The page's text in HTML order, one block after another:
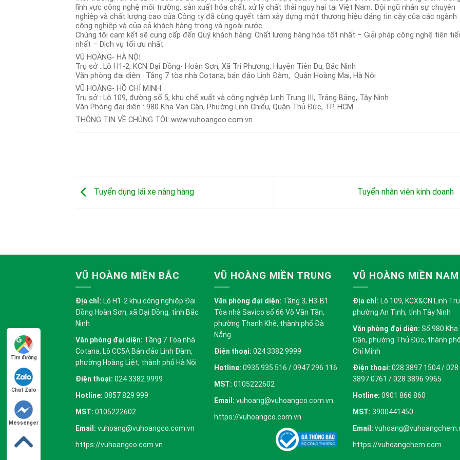
lĩnh vực công nghệ môi trường, sản xuất hóa chất, xử lý chất thải nguy hại tại Việt Nam. Đội ngũ nhân sự chuyên
nghiệp và chất lượng cao của Công ty đã cùng quyết tâm xây dựng một thương hiệu đáng tin cậy của các ngành
công nghiệp và của cả khách hàng trong và ngoài nước.
Chúng tôi cam kết sẽ cung cấp đến Quý khách hàng: Chất lượng hàng hóa tốt nhất – Giải pháp công nghệ tiên
nhất – Dịch vụ tối ưu nhất.
VŨ HOÀNG- HÀ NỘI
Trụ sở : Lô H1-2, KCN Đại Đồng- Hoàn Sơn, Xã Tri Phương, Huyện Tiên Du, Bắc Ninh
Văn phòng đại diện : Tầng 7 tòa nhà Cotana, bán đảo Linh Đàm, Quận Hoàng Mai, Hà Nội
VŨ HOÀNG- HỒ CHÍ MINH
Trụ sở : Lô 109, đường số 5, khu chế xuất và công nghiệp Linh Trung III, Trảng Bảng, Tây Ninh
Văn Phòng đại diện : 980 Kha Vạn Cận, Phường Linh Chiểu, Quận Thủ Đức, TP. HCM
THÔNG TIN VỀ CHÚNG TÔI: www.vuhoangco.com.vn
Tuyển dụng lái xe nâng hàng Tuyển nhân viên kinh doanh
VŨ HOÀNG MIỀN BẮC
Địa chỉ: Lô H1-2 khu công nghiệp Đại
Đồng Hoàn Sơn, xã Đại Đồng, tỉnh Bắc
Ninh
Văn phòng đại diện: Tầng 7 Tòa nhà
Cotana, Lô CC5A Bán đảo Linh Đàm,
phường Hoàng Liệt, thành phố Hà Nội
Điện thoại: 024 3382 9999
Hotline: 0857 829 999
MST: 0105222602
Email: vuhoang@vuhoangco.com.vn
https://vuhoangco.com.vn
VŨ HOÀNG MIỀN TRUNG
Văn phòng đại diện: Tầng 3, H3-B1
Tòa nhà Savico số 66 Võ Văn Tần,
phường Thanh Khê, thành phố Đà
Nẵng
Điện thoại: 024 3382 9999
Hotline: 0935 935 516 / 0947 296 116
MST: 0105222602
Email: vuhoang@vuhoangco.com.vn
https://vuhoangco.com.vn
VŨ HOÀNG MIỀN NAM
Địa chỉ: Lô 109, KCX&CN Linh
phường An Tịnh, tỉnh Tây Ninh
Văn phòng đại diện: Số 980 Kha
Cân, phường Thủ Đức, thành
Chí Minh
Điện thoại: 028 3897 1504 / 028
3897 0761 / 028 3896 9965
Hotline: 0901 866 860
MST: 3900441450
Email:
https://vuhoangchem.com
Tìm đường
Chat Zalo
Messenger